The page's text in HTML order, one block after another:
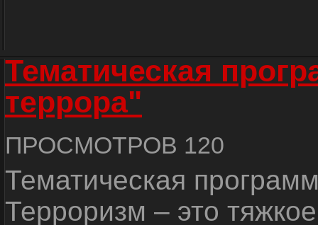
Тематическая
террора"
ПРОСМОТРОВ 120
Тематическая
Терроризм – это